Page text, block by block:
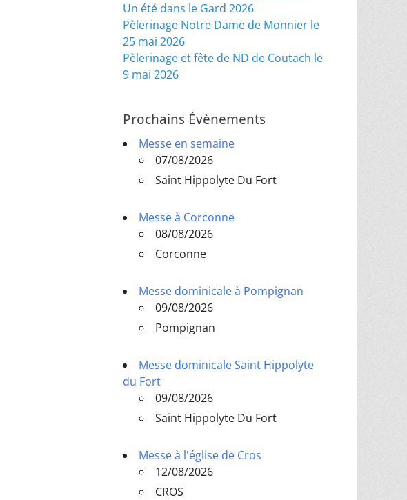
Un été dans le Gard 2026
Pèlerinage Notre Dame de Monnier le
25 mai 2026
Pèlerinage et fête de ND de Coutach le
9 mai 2026
Prochains Évènements
Messe en semaine
07/08/2026
Saint Hippolyte Du Fort
Messe à Corconne
08/08/2026
Corconne
Messe dominicale à Pompignan
09/08/2026
Pompignan
Messe dominicale Saint Hippolyte
du Fort
09/08/2026
Saint Hippolyte Du Fort
Messe à l'église de Cros
12/08/2026
CROS